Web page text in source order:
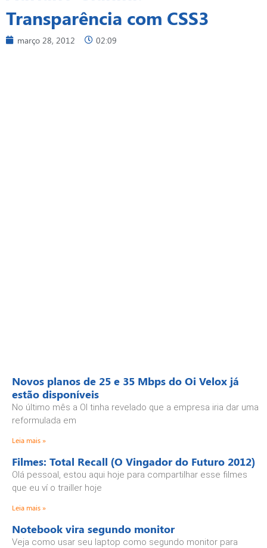
Transparência com CSS3
março 28, 2012 02:09
Novos planos de 25 e 35 Mbps do Oi Velox já
estão disponíveis
No último mês a OI tinha revelado que a empresa iria dar uma
reformulada em
Leia mais »
Filmes: Total Recall (O Vingador do Futuro 2012)
Olá pessoal, estou aqui hoje para compartilhar esse filmes
que eu ví o trailler hoje
Leia mais »
Notebook vira segundo monitor
Veja como usar seu laptop como segundo monitor para